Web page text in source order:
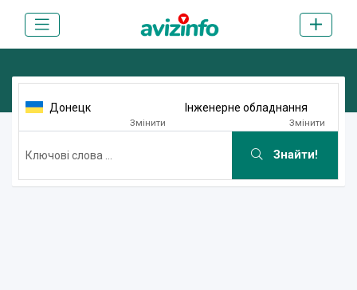
Донецк
Змінити
Інженерне обладнання
Змінити
Знайти!